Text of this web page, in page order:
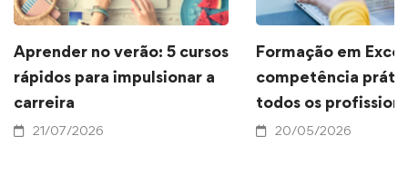
Aprender no verão: 5 cursos
rápidos para impulsionar a
carreira
21/07/2026
Formação em
competência
todos os
20/05/2026